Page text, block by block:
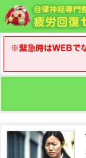
※緊急時はWEBで